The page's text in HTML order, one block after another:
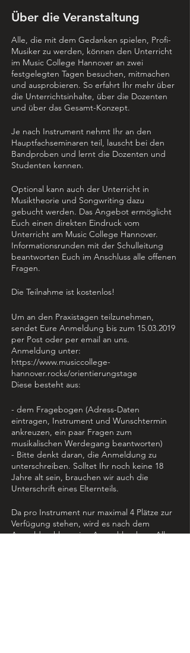
Über die Veranstaltung
Alle, die mit dem Gedanken spielen, Profi-
Musiker zu werden, können den Unterricht
im Music College Hannover an zwei
festgelegten Tagen besuchen, mitmachen
und ausprobieren. So erfahrt Ihr mehr über
die Unterrichtsinhalte, über die Dozenten
und über das Gesamt-Konzept.
Je nach Instrument nehmt Ihr an den
Hauptfachseminaren teil, lauscht bei den
Bandproben und lernt die Dozenten und
Studenten kennen.
Optional kann auch der Unterricht in
Musiktheorie und Songwriting dazu
gebucht werden. Das Angebot ermöglicht
Euch einen direkten Eindruck vom
Unterricht am Music College Hannover.
Informationsrunden mit der Schulleitung
beantworten Euch im Anschluss alle offenen
Fragen.
Die Teilnahme ist kostenlos!
Um an den Praxistagen teilzunehmen,
sendet Eure Anmeldung bis zum 15.03.2019
per Post oder per email an uns.
Anmeldung unter:
https://www.musiccollege-
hannover.rocks/orientierungstage
Diese besteht aus:
- dem Fragebogen (Adress-Daten
eintragen, Instrument und Wunschtermin
ankreuzen, ein paar Fragen zum
musikalischen Werdegang beantworten)
- Bitte denkt daran, die Anmeldung zu
unterschreiben. Solltet Ihr noch keine 18
Jahre alt sein, brauchen wir auch die
Unterschrift eines Elternteils.
Da pro Instrument nur maximal 4 Plätze zur
Verfügung stehen, wird es nach dem
Anmeldeschluss eine Auswahl geben. Alle